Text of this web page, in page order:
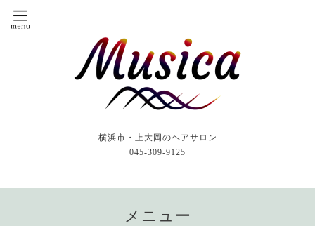
横浜市・上大岡のヘアサロン
045-309-9125
メニュー